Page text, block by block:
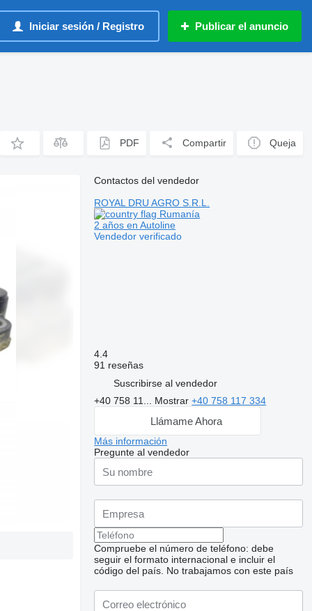
Iniciar sesión / Registro Publicar el anuncio
PDF Compartir Queja
Contactos del vendedor
ROYAL DRU AGRO S.R.L.
Rumanía
2 años en Autoline
Vendedor verificado
4.4
91 reseñas
Suscribirse al vendedor
+40 758 11... Mostrar+40 758 117 334
Llámame Ahora
Más información
Pregunte al vendedor
Compruebe el número de teléfono: debe
seguir el formato internacional e incluir el
código del país. No trabajamos con este país